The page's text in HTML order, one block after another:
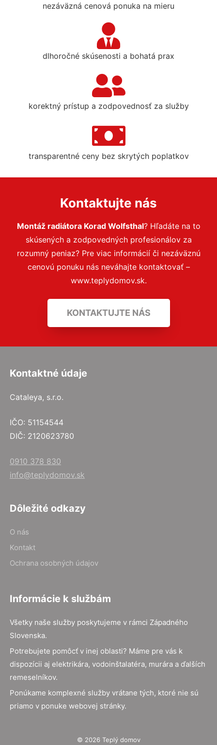
nezáväzná cenová ponuka na mieru
dlhoročné skúsenosti a bohatá prax
korektný prístup a zodpovednosť za služby
transparentné ceny bez skrytých poplatkov
Kontaktujte nás
Montáž radiátora Korad Wolfsthal? Hľadáte na to
skúsených a zodpovedných profesionálov za
rozumný peniaz? Pre viac informácií či nezáväznú
cenovú ponuku nás neváhajte kontaktovať –
www.teplydomov.sk.
KONTAKTUJTE NÁS
Kontaktné údaje
Cataleya, s.r.o.
IČO: 51154544
DIČ: 2120623780
0910 378 830
info@teplydomov.sk
Dôležité odkazy
O nás
Kontakt
Ochrana osobných údajov
Informácie k službám
Všetky naše služby poskytujeme v rámci Západného
Slovenska.
Potrebujete pomôcť v inej oblasti? Máme pre vás k
dispozícii aj elektrikára, vodoinštalatéra, murára a ďalších
remeselníkov.
Ponúkame komplexné služby vrátane tých, ktoré nie sú
priamo v ponuke webovej stránky.
© 2026 Teplý domov